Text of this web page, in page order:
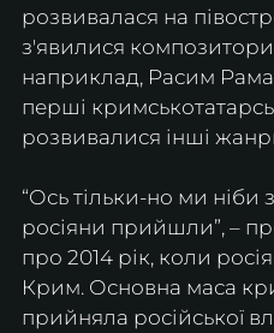
розвивалася на
з'явилися
наприклад, Расим
перші
розвивалися інші
“Ось тільки-но ми ніби
росіяни прийшли”, –
про 2014 рік, коли
Крим. Основна маса
прийняла російської